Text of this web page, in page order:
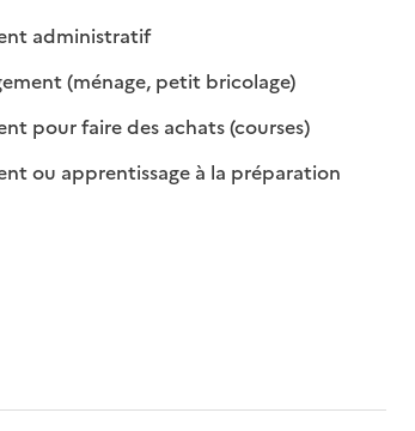
administratif: disponible
: non disponible
(ménage, petit bricolage): disponible
: non disponible
pour faire des achats (courses): disponible
: non
ou apprentissage à la préparation